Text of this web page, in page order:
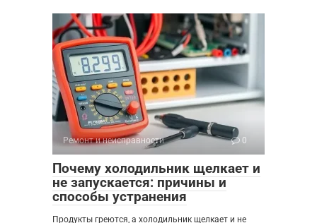
Ремонт и неисправности 0
Почему холодильник щелкает и
не запускается: причины и
способы устранения
Продукты греются, а холодильник щелкает и не